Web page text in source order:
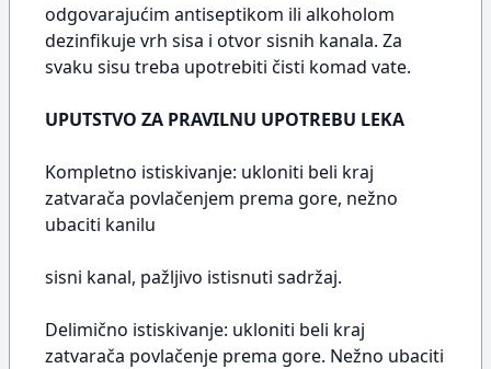
odgovarajućim antiseptikom ili alkoholom
dezinfikuje vrh sisa i otvor sisnih kanala. Za
svaku sisu treba upotrebiti čisti komad vate.
UPUTSTVO ZA PRAVILNU UPOTREBU LEKA
Kompletno istiskivanje: ukloniti beli kraj
zatvarača povlačenjem prema gore, nežno
ubaciti kanilu
sisni kanal, pažljivo istisnuti sadržaj.
Delimično istiskivanje: ukloniti beli kraj
zatvarača povlačenje prema gore. Nežno ubaciti